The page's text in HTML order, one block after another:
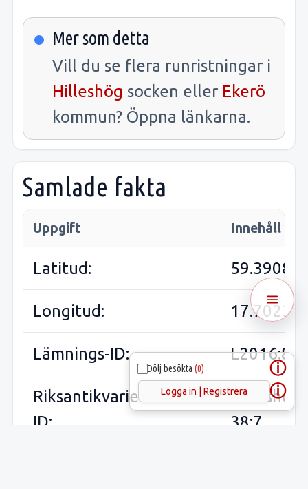
Dölj besökta (0) ⓘ
Logga in | Registrera ⓘ
Mer som detta
Vill du se flera runristningar i
Hilleshög socken eller Ekerö
kommun? Öppna länkarna.
Samlade fakta
Uppgift Innehåll
Latitud:
Longitud:
Lämnings-ID:
Riksantikvarieämbetets
ID:
Hilleshög
38:7